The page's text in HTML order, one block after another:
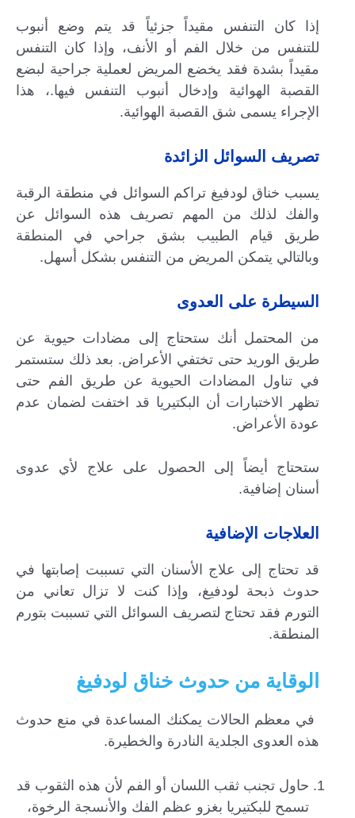
إذا كان التنفس مقيداً جزئياً قد يتم وضع أنبوب
للتنفس من خلال الفم أو الأنف، وإذا كان التنفس
مقيداً بشدة فقد يخضع المريض لعملية جراحية لبضع
القصبة الهوائية وإدخال أنبوب التنفس فيها.، هذا
الإجراء يسمى شق القصبة الهوائية.
تصريف السوائل الزائدة
يسبب خناق لودفيغ تراكم السوائل في منطقة الرقبة
والفك لذلك من المهم تصريف هذه السوائل عن
طريق قيام الطبيب بشق جراحي في المنطقة
وبالتالي يتمكن المريض من التنفس بشكل أسهل.
السيطرة على العدوى
من المحتمل أنك ستحتاج إلى مضادات حيوية عن
طريق الوريد حتى تختفي الأعراض. بعد ذلك ستستمر
في تناول المضادات الحيوية عن طريق الفم حتى
تظهر الاختبارات أن البكتيريا قد اختفت لضمان عدم
عودة الأعراض.
ستحتاج أيضاً إلى الحصول على علاج لأي عدوى
أسنان إضافية.
العلاجات الإضافية
قد تحتاج إلى علاج الأسنان التي تسببت إصابتها في
حدوث ذبحة لودفيغ، وإذا كنت لا تزال تعاني من
التورم فقد تحتاج لتصريف السوائل التي تسببت بتورم
المنطقة.
الوقاية من حدوث خناق لودفيغ
‌ في معظم الحالات يمكنك المساعدة في منع حدوث
هذه العدوى الجلدية النادرة والخطيرة.
حاول تجنب ثقب اللسان أو الفم لأن هذه الثقوب قد
تسمح للبكتيريا بغزو عظم الفك والأنسجة الرخوة،